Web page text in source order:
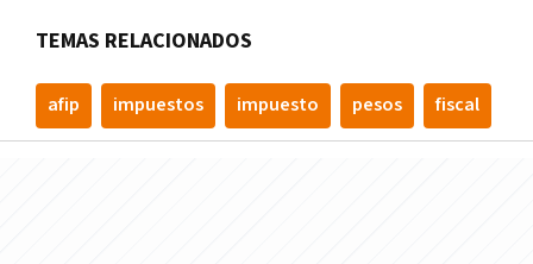
TEMAS RELACIONADOS
afip impuestos impuesto pesos fiscal